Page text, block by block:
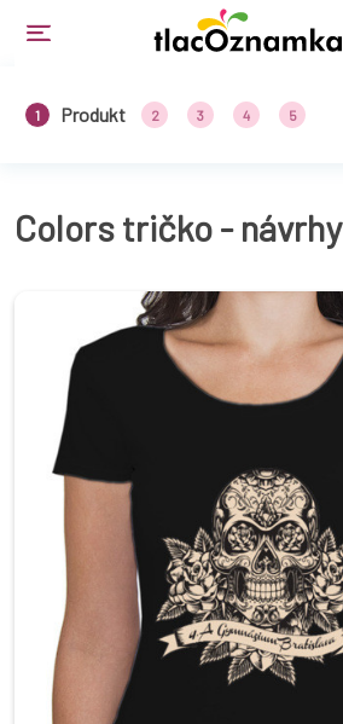
1 Produkt 2 3 4 5
Colors tričko - návrhy